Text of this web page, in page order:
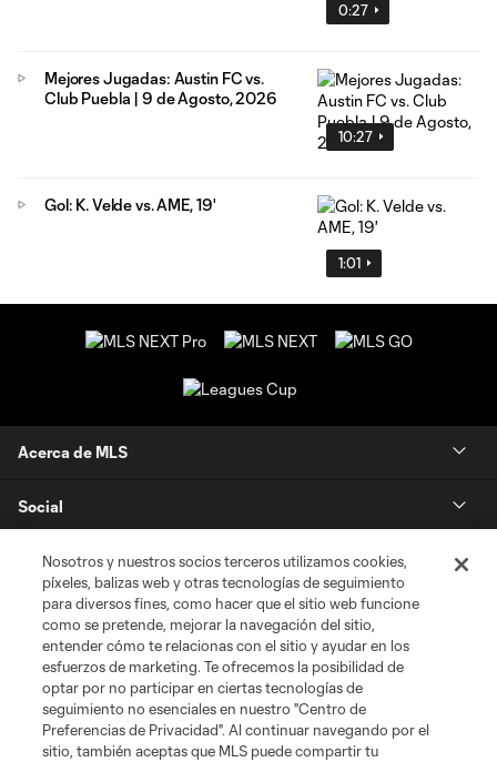
0:27
10:27
Mejores Jugadas: Austin FC vs.
Club Puebla | 9 de Agosto, 2026
1:01
Gol: K. Velde vs. AME, 19'
Acerca de MLS
Social
Tienda
Club Sites
Nosotros y nuestros socios terceros utilizamos cookies,
píxeles, balizas web y otras tecnologías de seguimiento
para diversos fines, como hacer que el sitio web funcione
como se pretende, mejorar la navegación del sitio,
entender cómo te relacionas con el sitio y ayudar en los
esfuerzos de marketing. Te ofrecemos la posibilidad de
optar por no participar en ciertas tecnologías de
seguimiento no esenciales en nuestro "Centro de
Preferencias de Privacidad". Al continuar navegando por el
sitio, también aceptas que MLS puede compartir tu